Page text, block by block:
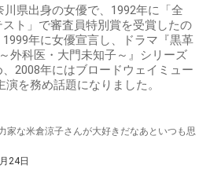
県出身の女優で、1992年に「全
ト」で審査員特別賞を受賞したの
年に女優宣言し、ドラマ『黒革
外科医・大門未知子～』シリーズ
2008年にはブロードウェイミュー
演を務め話題になりました。
家な米倉涼子さんが大好きだなあといつも思
24日